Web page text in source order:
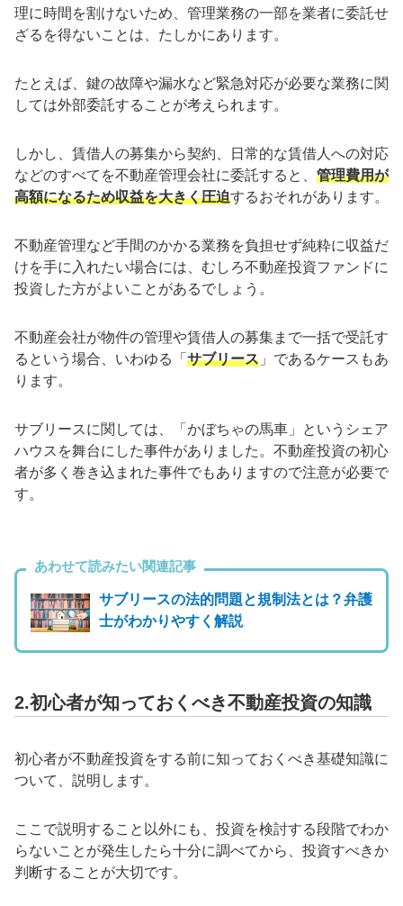
理に時間を割けないため、管理業務の一部を業者に委託せ
ざるを得ないことは、たしかにあります。
たとえば、鍵の故障や漏水など緊急対応が必要な業務に関
しては外部委託することが考えられます。
しかし、賃借人の募集から契約、日常的な賃借人への対応
などのすべてを不動産管理会社に委託すると、 管理費用が
高額になるため収益を大きく圧迫するおそれがあります。
不動産管理など手間のかかる業務を負担せず純粋に収益だ
けを手に入れたい場合には、むしろ不動産投資ファンドに
投資した方がよいことがあるでしょう。
不動産会社が物件の管理や賃借人の募集まで一括で受託す
るという場合、いわゆる「 サブリース 」であるケースもあ
ります。
サブリースに関しては、「かぼちゃの馬車」というシェア
ハウスを舞台にした事件がありました。不動産投資の初心
者が多く巻き込まれた事件でもありますので注意が必要で
す。
あわせて読みたい関連記事
サブリースの法的問題と規制法とは？弁護
士がわかりやすく解説
2.初心者が知っておくべき不動産投資の知識
初心者が不動産投資をする前に知っておくべき基礎知識に
ついて、説明します。
ここで説明すること以外にも、投資を検討する段階でわか
らないことが発生したら十分に調べてから、投資すべきか
判断することが大切です。